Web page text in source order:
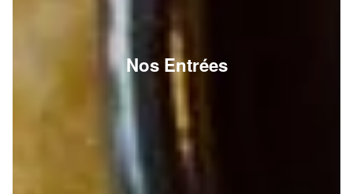
Nos Entrées